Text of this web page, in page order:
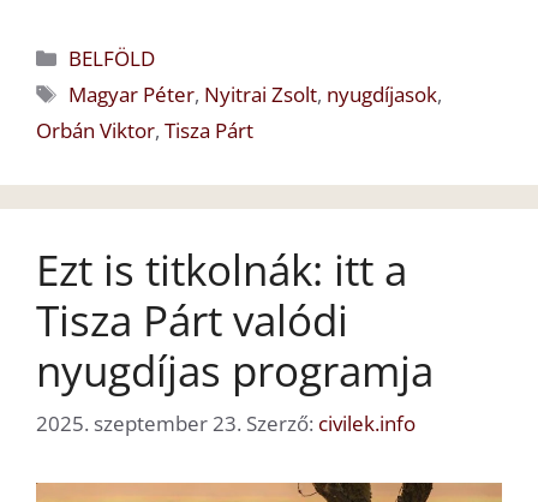
Kategória
BELFÖLD
Címkék
Magyar Péter, Nyitrai Zsolt, nyugdíjasok,
Orbán Viktor, Tisza Párt
Ezt is titkolnák: itt a
Tisza Párt valódi
nyugdíjas programja
2025. szeptember 23. Szerző: civilek.info